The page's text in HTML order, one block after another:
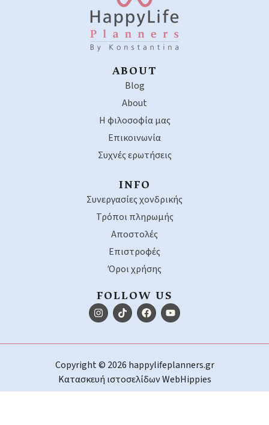
ABOUT
Blog
About
Η φιλοσοφία μας
Επικοινωνία
Συχνές ερωτήσεις
INFO
Συνεργασίες χονδρικής
Τρόποι πληρωμής
Αποστολές
Επιστροφές
Όροι χρήσης
FOLLOW US
Copyright © 2026 happylifeplanners.gr
Κατασκευή ιστοσελίδωνWebHippies